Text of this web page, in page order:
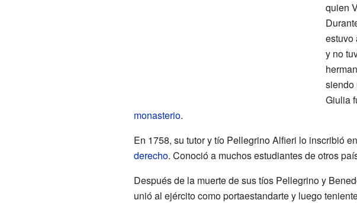
quien
estuvo
y no
siendo
Giulia
monasterio.
En 1758, su tutor y tío Pellegrino Alfieri lo inscribió
derecho. Conoció a muchos estudiantes de otros
Después de la muerte de sus tíos Pellegrino y
unió al ejército como portaestandarte y luego